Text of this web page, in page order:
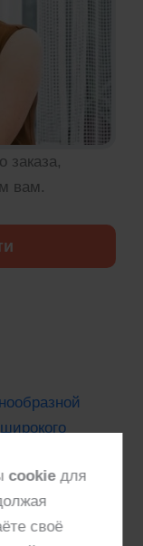
заказа,
вам.
cookieдля
своё